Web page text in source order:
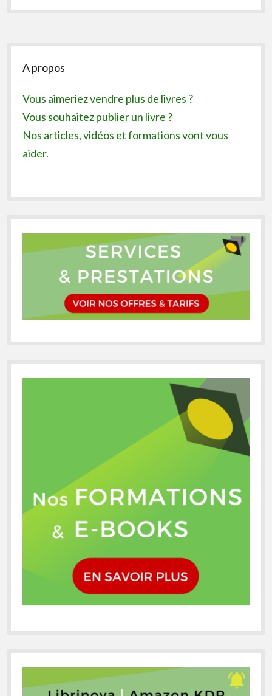
Sidebar
A propos
Vous aimeriez vendre plus de livres ?
Vous souhaitez publier un livre ?
Nos articles, vidéos et formations vont vous
aider.